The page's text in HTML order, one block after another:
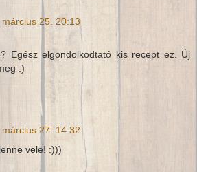
március 25. 20:13
Egész elgondolkodtató kis recept ez. Új
:)
március 27. 14:32
vele! :)))